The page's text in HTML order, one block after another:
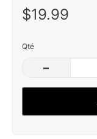
$19.99
Qté
–